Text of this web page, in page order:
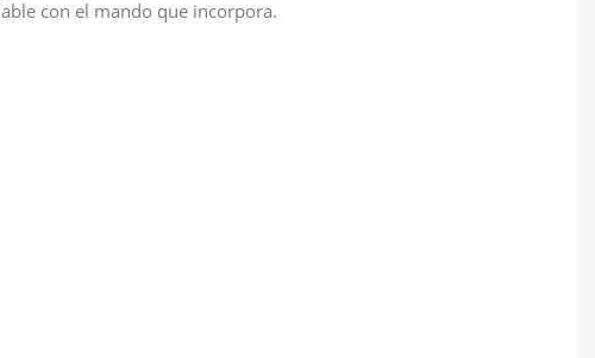
con el mando que incorpora.